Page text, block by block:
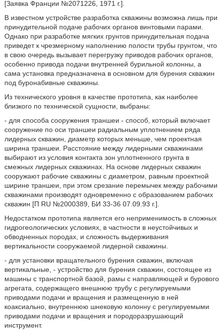
[Заявка Франции №2071226, 1971 г.].
В известном устройстве разработка скважины возможна лишь при
принудительной подаче рабочих органов винтовыми парами.
Однако при разработке мягких грунтов принудительная подача
приведет к чрезмерному наполнению полости трубы грунтом, что
в свою очередь вызывает перегрузку приводов рабочих органов,
особенно привода подачи внутренней бурильной колонны, а
сама установка предназначена в основном для бурения скважин
под буронабивные скважины.
Из технического уровня в качестве прототипа, как наиболее
близкого по технической сущности, выбраны:
- для способа сооружения траншеи - способ, который включает
сооружение по оси траншеи радиальным уплотнением ряда
лидерных скважин, диаметр которых меньше, чем проектная
ширина траншеи. Расстояние между лидерными скважинами
выбирают из условия контакта зон уплотненного грунта в
смежных лидерных скважинах. На основе лидерных скважин
сооружают рабочие скважины с диаметром, равным проектной
ширине траншеи, при этом срезание перемычек между рабочими
скважинами производят одновременно с образованием рабочих
скважин [П RU №2000389, БИ 33-36 07.09.93 г.].
Недостатком прототипа является его неприменимость в сложных
гидрогеологических условиях, в частности в неустойчивых и
обводненных породах, и сложность выдерживания
вертикальности сооружаемой лидерной скважины.
- для установки вращательного бурения скважин, включая
вертикальные, - устройство для бурения скважин, состоящее из
машины с транспортной базой, рамы с направляющей и бурового
агрегата, содержащего внешнюю трубу с регулируемыми
приводами подачи и вращения и размещенную в ней
коаксиально, внутреннюю шнековую колонну с регулируемыми
приводами подачи и вращения и породоразрушающий
инструмент.